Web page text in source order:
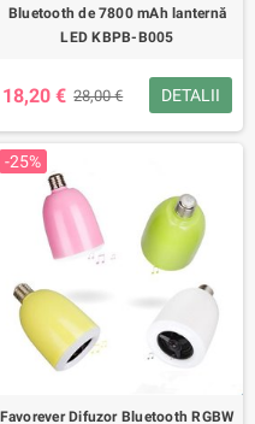
Bluetooth de 7800 mAh lanternă
LED KBPB-B005
18,20 € 28,00 € DETALII
-25%
Favorever Difuzor Bluetooth RGBW